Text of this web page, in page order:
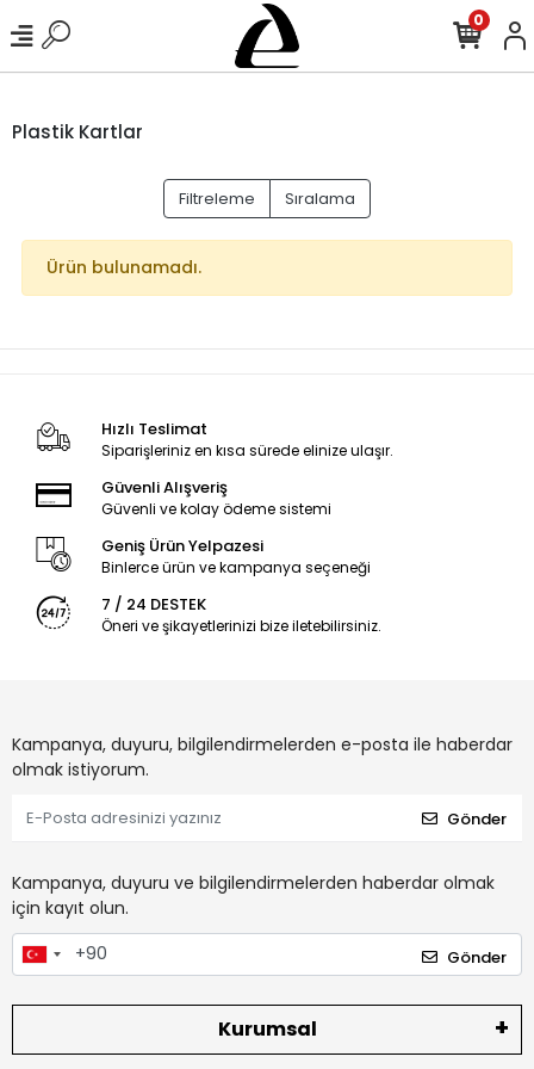
0
Plastik Kartlar
Filtreleme Sıralama
Ürün bulunamadı.
Hızlı Teslimat
Siparişleriniz en kısa sürede elinize ulaşır.
Güvenli Alışveriş
Güvenli ve kolay ödeme sistemi
Geniş Ürün Yelpazesi
Binlerce ürün ve kampanya seçeneği
7 / 24 DESTEK
Öneri ve şikayetlerinizi bize iletebilirsiniz.
Kampanya, duyuru, bilgilendirmelerden e-posta ile haberdar
olmak istiyorum.
Gönder
Kampanya, duyuru ve bilgilendirmelerden haberdar olmak
için kayıt olun.
Gönder
Kurumsal